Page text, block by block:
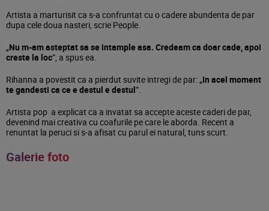
Artista a marturisit ca s-a confruntat cu o cadere abundenta de par
dupa cele doua nasteri, scrie People.
„Nu m-am asteptat sa se intample asa. Credeam ca doar cade, apoi
creste la loc”, a spus ea.
Rihanna a povestit ca a pierdut suvite intregi de par: „In acel moment
te gandesti ca ce e destul e destul”.
Artista pop a explicat ca a invatat sa accepte aceste caderi de par,
devenind mai creativa cu coafurile pe care le aborda. Recent a
renuntat la peruci si s-a afisat cu parul ei natural, tuns scurt.
Galerie foto